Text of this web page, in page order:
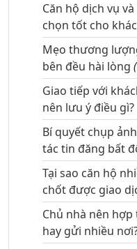
Căn hộ dịch vụ
chọn tốt cho
Mẹo thương
bên đều hài lòng
Giao tiếp với
nên lưu ý điều gì?
Bí quyết chụp
tác tin đăng bất
Tại sao căn hộ
chốt được giao
Chủ nhà nên
hay gửi nhiều